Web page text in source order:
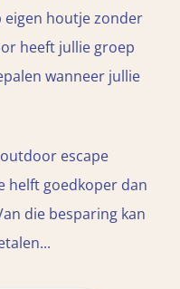
eigen houtje zonder
heeft jullie groep
wanneer jullie
escape
helft goedkoper dan
die besparing kan